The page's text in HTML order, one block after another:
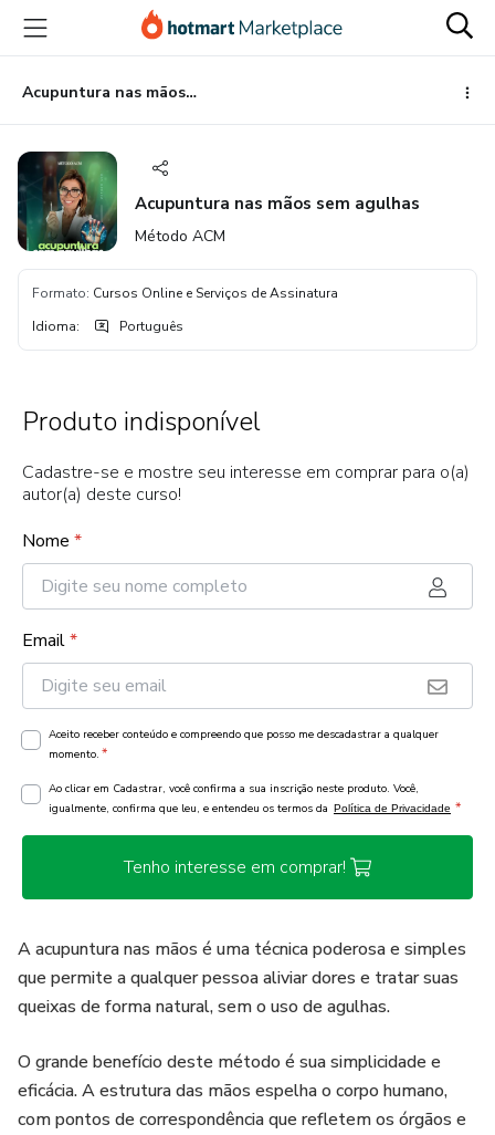
para
conteúdo
principal
para
pagamento
para
rodapé
Acupuntura nas mãos sem agulhas
Acupuntura nas mãos sem agulhas
Método ACM
Formato: Cursos Online e Serviços de Assinatura
Idioma: Português
Produto indisponível
Cadastre-se e mostre seu interesse em comprar para o(a)
autor(a) deste curso!
Nome *
Email*
Aceito receber conteúdo e compreendo que posso me descadastrar a qualquer
momento. *
Ao clicar em Cadastrar, você confirma a sua inscrição neste produto. Você,
igualmente, confirma que leu, e entendeu os termos da Política de Privacidade *
Tenho interesse em comprar!
A acupuntura nas mãos é uma técnica poderosa e simples
que permite a qualquer pessoa aliviar dores e tratar suas
queixas de forma natural, sem o uso de agulhas.
O grande benefício deste método é sua simplicidade e
eficácia. A estrutura das mãos espelha o corpo humano,
com pontos de correspondência que refletem os órgãos e